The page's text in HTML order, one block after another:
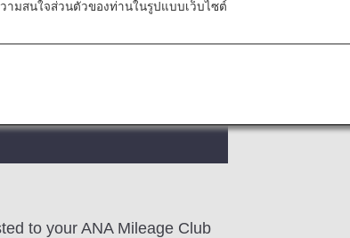
to your ANA Mileage Club
ามสนใจส่วนตัวของท่านในรูปแบบเว็บไซต์